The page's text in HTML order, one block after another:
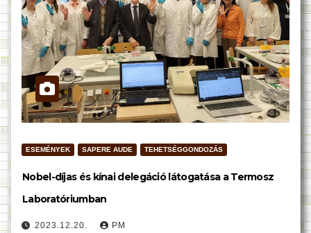
ESEMÉNYEK SAPERE AUDE TEHETSÉGGONDOZÁS
Nobel-díjas és kínai delegáció látogatása a Termosz
Laboratóriumban
2023.12.20. PM